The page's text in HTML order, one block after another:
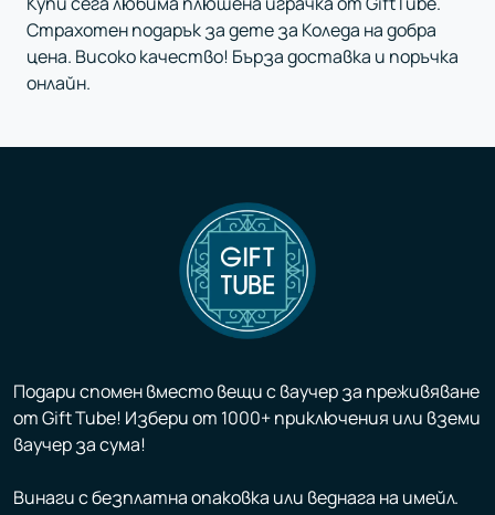
Страхотен подарък за дете за Коледа на добра
цена. Високо качество! Бърза доставка и поръчка
онлайн.
Подари спомен вместо вещи с ваучер за преживяване
от Gift Tube! Избери от 1000+ приключения или вземи
ваучер за сума!
Винаги с безплатна опаковка или веднага на имейл.